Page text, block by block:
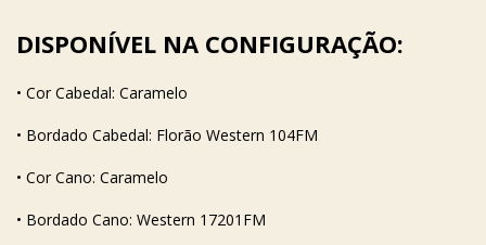
DISPONÍVEL NA CONFIGURAÇÃO:
• Cor Cabedal: Caramelo
• Bordado Cabedal: Florão Western 104FM
• Cor Cano: Caramelo
• Bordado Cano: Western 17201FM